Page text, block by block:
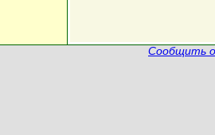
Сообщить о